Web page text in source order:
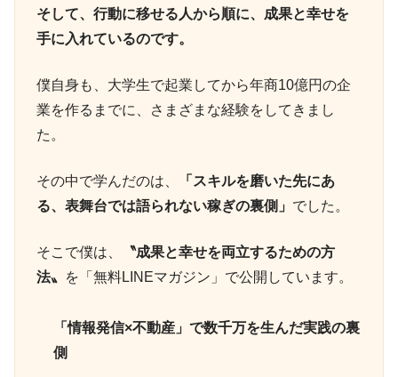
そして、行動に移せる人から順に、成果と幸せを
手に入れているのです。
僕自身も、大学生で起業してから年商10億円の企
業を作るまでに、さまざまな経験をしてきまし
た。
その中で学んだのは、
「スキルを磨いた先にあ
る、表舞台では語られない稼ぎの裏側」 でした。
そこで僕は、
〝成果と幸せを両立するための方
法〟
を「無料LINEマガジン」で公開しています。
「情報発信×不動産」で数千万を生んだ実践の裏
側